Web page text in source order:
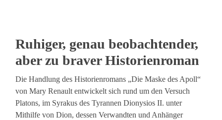
Ruhiger, genau beobachtender,
aber zu braver Historienroman
Die Handlung des Historienromans „Die Maske des Apoll“
von Mary Renault entwickelt sich rund um den Versuch
Platons, im Syrakus des Tyrannen Dionysios II. unter
Mithilfe von Dion, dessen Verwandten und Anhänger